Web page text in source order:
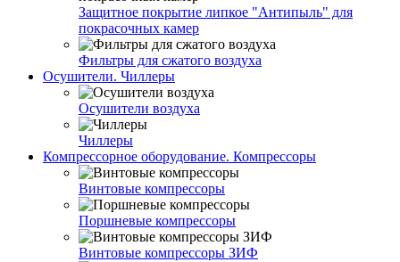
Защитное покрытие липкое "Антипыль" для
покрасочных камер
Фильтры для сжатого воздуха
Осушители. Чиллеры
Осушители воздуха
Чиллеры
Компрессорное оборудование. Компрессоры
Винтовые компрессоры
Поршневые компрессоры
Винтовые компрессоры ЗИФ